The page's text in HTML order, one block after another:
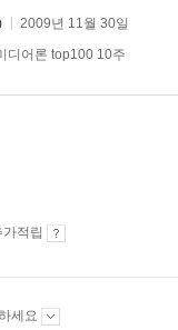
2009년 11월 30일
디어론 top100 10주
적립
세요